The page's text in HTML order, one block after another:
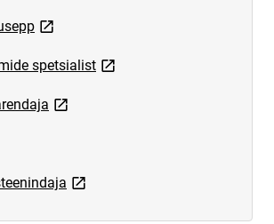
link opens on new page
spetsialistlink opens on new page
link opens on new page
on new page
link opens on new page